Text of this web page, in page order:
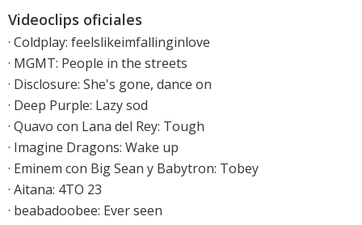
Videoclips oficiales
· Coldplay: feelslikeimfallinginlove
· MGMT: People in the streets
· Disclosure: She's gone, dance on
· Deep Purple: Lazy sod
· Quavo con Lana del Rey: Tough
· Imagine Dragons: Wake up
· Eminem con Big Sean y Babytron: Tobey
· Aitana: 4TO 23
· beabadoobee: Ever seen